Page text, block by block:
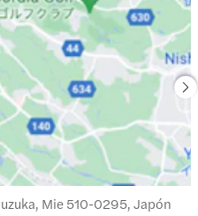
Mie 510-0295, Japón